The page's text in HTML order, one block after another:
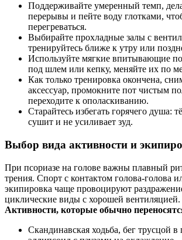
Поддерживайте умеренный темп,
перерывы и пейте воду глотками,
перегреваться.
Выбирайте прохладные залы с
тренируйтесь ближе к утру или
Используйте мягкие впитывающие
под шлем или кепку, меняйте их по
Как только тренировка окончена,
аксессуар, промокните пот чистым
переходите к ополаскиванию.
Старайтесь избегать горячего душа:
сушит и не усиливает зуд.
Выбор вида активности и
При псориазе на голове важны плавный
трения. Спорт с контактом голова-голова
экипировка чаще провоцируют
циклические виды с хорошей вентиляцией.
Активности, которые обычно
Скандинавская ходьба, бег трусцой в